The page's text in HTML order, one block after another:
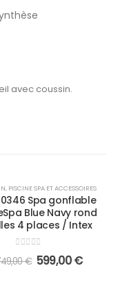
avec coussin.
, PISCINE SPA ET ACCESSOIRES
Spa gonflable
Blue Navy rond
4 places / Intex
out of 5
€ 599,00€